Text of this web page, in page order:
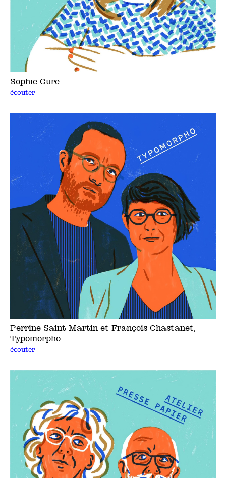
Sophie Cure
écouter
Perrine Saint Martin et François Chastanet,
Typomorpho
écouter